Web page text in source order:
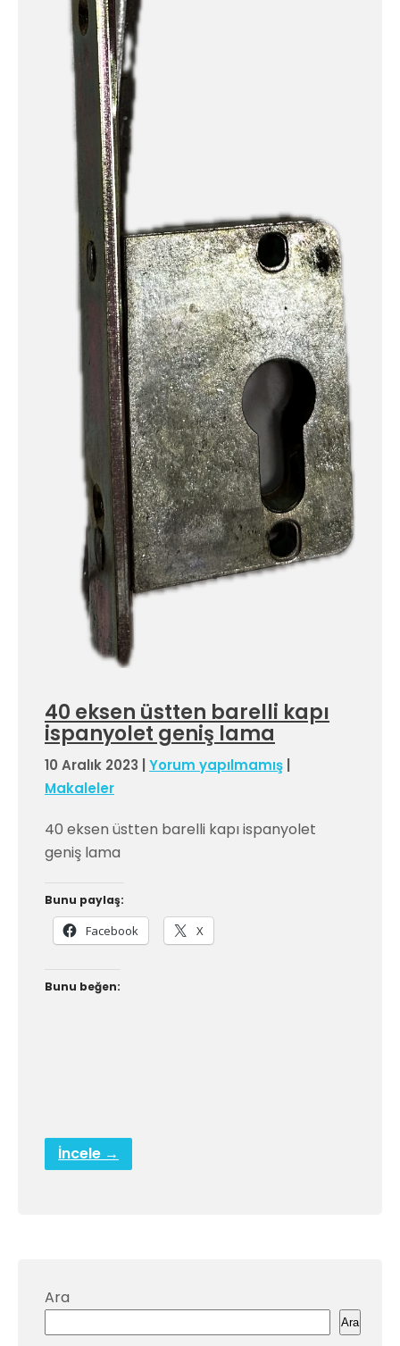
40 eksen üstten barelli kapı
ispanyolet geniş lama
10 Aralık 2023 | Yorum yapılmamış |
Makaleler
40 eksen üstten barelli kapı ispanyolet
geniş lama
Bunu paylaş:
Facebook X
Bunu beğen:
İncele →
Ara
Ara